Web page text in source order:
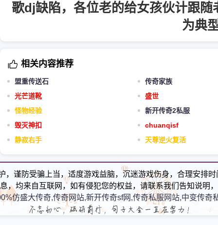
歌dj缺陷，各位老的给女孩伙计跟
为典
相关内容推荐
盟重传送石
传奇家族
光芒道靴
盛世
怪物经验
新开传奇2私服
毁灭神扣
chuanqisf
静寂右手
天尊逆火复活
，谨防受骗上当，适度游戏益脑，沉迷游戏伤身，合理安排
，均来自互联网，如有侵犯您的权益，请联系我们告知说明
仿盛大传奇,传奇网站,新开传奇sf网,传奇私服网站,中变传奇